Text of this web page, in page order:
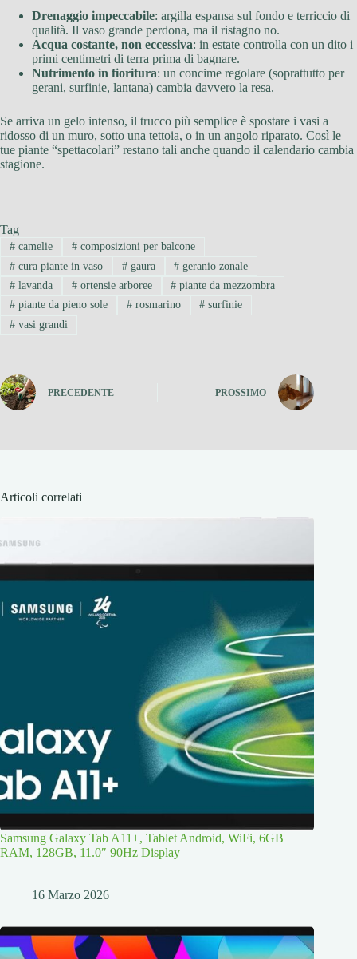
Drenaggio impeccabile: argilla espansa sul fondo e terriccio di
qualità. Il vaso grande perdona, ma il ristagno no.
Acqua costante, non eccessiva: in estate controlla con un dito i
primi centimetri di terra prima di bagnare.
Nutrimento in fioritura: un concime regolare (soprattutto per
gerani, surfinie, lantana) cambia davvero la resa.
Se arriva un gelo intenso, il trucco più semplice è spostare i vasi a
ridosso di un muro, sotto una tettoia, o in un angolo riparato. Così le
tue piante “spettacolari” restano tali anche quando il calendario cambia
stagione.
Tag
#camelie #composizioni per balcone
#cura piante in vaso #gaura # geranio zonale
#lavanda #ortensie arboree # piante da mezzombra
#piante da pieno sole #rosmarino # surfinie
#vasi grandi
PRECEDENTE PROSSIMO
Articoli correlati
Samsung Galaxy Tab A11+, Tablet Android, WiFi, 6GB
RAM, 128GB, 11.0″ 90Hz Display
16 Marzo 2026